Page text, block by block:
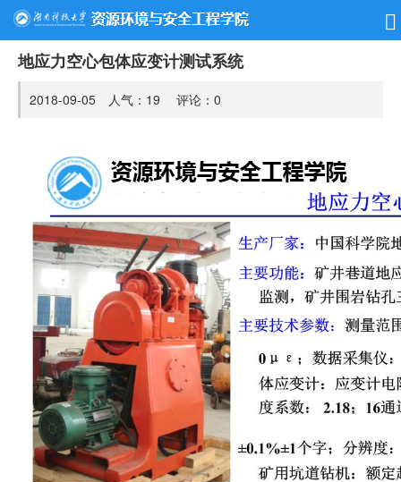
地应力空心包体应变计测试系统
2018-09-05 人气： 19 评论： 0